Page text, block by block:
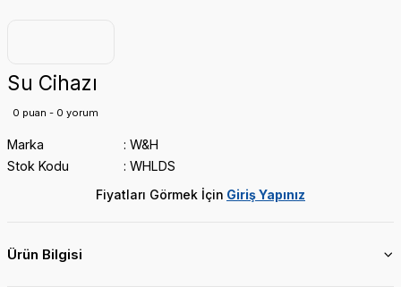
Su Cihazı
0 puan - 0 yorum
Marka
W&H
Stok Kodu
WHLDS
Fiyatları Görmek İçin Giriş Yapınız
Ürün Bilgisi